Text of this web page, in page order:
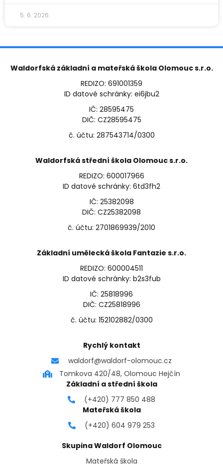
5. 6. 2026
Waldorfská základní a mateřská škola Olomouc s.r.o.
REDIZO: 691001359
ID datové schránky: ei6jbu2
IČ: 28595475
DIČ: CZ28595475
č. účtu: 287543714/0300
Waldorfská střední škola Olomouc s.r.o.
REDIZO: 600017966
ID datové schránky: 6td3fh2
IČ: 25382098
DIČ: CZ25382098
č. účtu: 2701869939/2010
Základní umělecká škola Fantazie s.r.o.
REDIZO: 600004511
ID datové schránky: b2s3fub
IČ: 25818996
DIČ: CZ25818996
č. účtu: 152102882/0300
Rychlý kontakt
waldorf@waldorf-olomouc.cz
Tomkova 420/48, Olomouc Hejčín
Základní a střední škola
(+420) 777 850 488
Mateřská škola
(+420) 604 979 253
Skupina Waldorf Olomouc
Mateřská škola